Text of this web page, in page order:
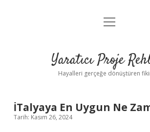
Anasayfa
Yasal Uyarı
menüyü
Yaratıcı Proje
Hayalleri gerçeğe dönüştüren
İTalyaya En Uygun Ne
Tarih: Kasım 26, 2024